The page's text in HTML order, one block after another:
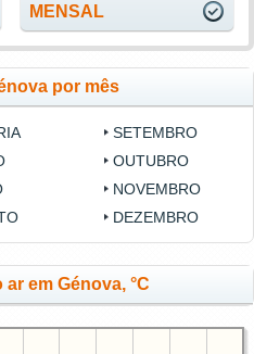
MENSAL
por mês
SETEMBRO
OUTUBRO
NOVEMBRO
DEZEMBRO
em Génova, °C